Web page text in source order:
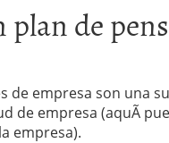
de
de empresa son una
de empresa (aquÃ­
empresa).